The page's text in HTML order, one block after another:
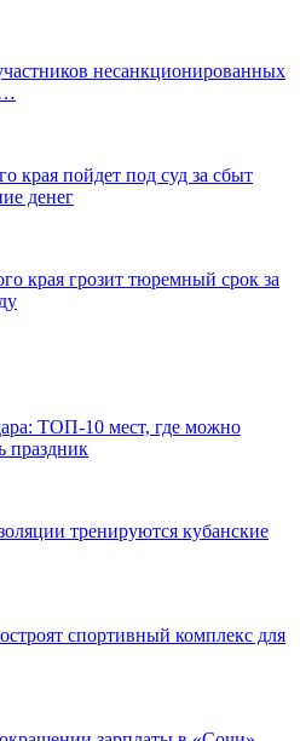
несанкционированных
края пойдет под суд за сбыт
денег
края грозит тюремный срок за
ТОП-10 мест, где можно
праздник
тренируются кубанские
спортивный комплекс для